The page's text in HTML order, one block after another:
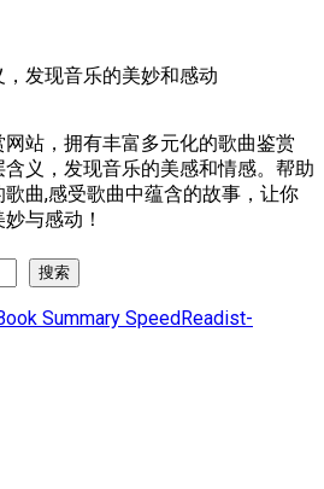
发现音乐的美妙和感动
站，拥有丰富多元化的歌曲鉴赏
义，发现音乐的美感和情感。帮助
曲,感受歌曲中蕴含的故事，让你
与感动！
搜索
SpeedReadist-